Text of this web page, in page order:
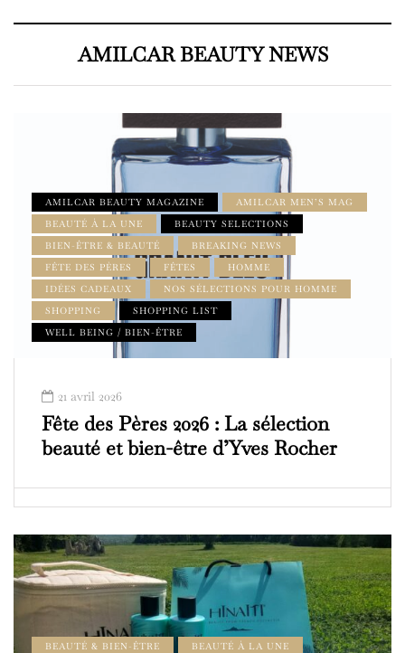
AMILCAR BEAUTY NEWS
AMILCAR BEAUTY MAGAZINE
AMILCAR MEN’S MAG
BEAUTÉ À LA UNE
BEAUTY SELECTIONS
BIEN-ÊTRE & BEAUTÉ
BREAKING NEWS
FÊTE DES PÈRES
FÊTES
HOMME
IDÉES CADEAUX
NOS SÉLECTIONS POUR HOMME
SHOPPING
SHOPPING LIST
WELL BEING / BIEN-ÊTRE
21 avril 2026
Fête des Pères 2026 : La sélection
beauté et bien-être d’Yves Rocher
BEAUTÉ & BIEN-ÊTRE
BEAUTÉ À LA UNE